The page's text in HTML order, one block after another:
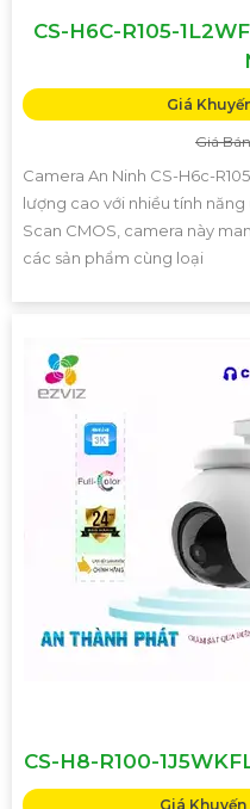
CS-H6C-R105-
Giá
Giá
Camera An Ninh CS-H6c-
lượng cao với nhiều tính
Scan CMOS, camera này
các sản phẩm cùng loại
CS-H8-R100-
Giá